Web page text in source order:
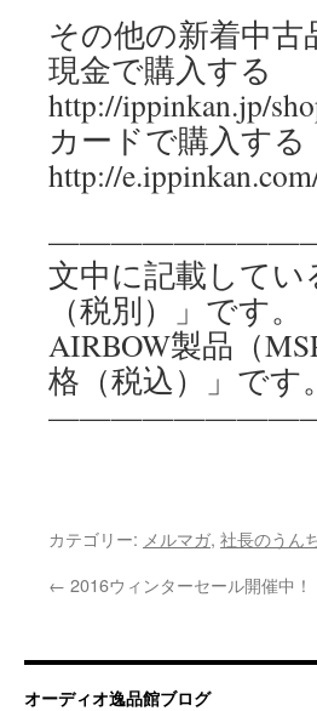
その他の新着中
現金で購入する
http://ippinkan.jp/
カードで購入する
http://
文中に記載してい
（税別）」です。
AIRBOW製品（
格（税込）」です。
カテゴリー: メルマガ, 社長のうん
← 2016ウィンターセール開催中！
オーディオ逸品館ブログ